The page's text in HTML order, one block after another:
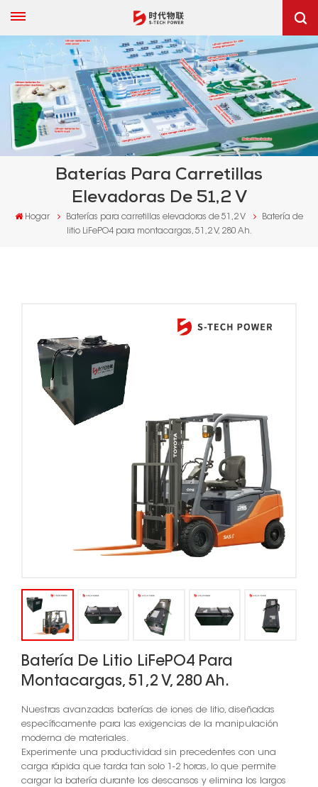
Baterías Para Carretillas
Elevadoras De 51,2 V
Hogar Baterías para carretillas elevadoras de 51,2 V
Batería de
litio LiFePO4 para montacargas, 51,2 V, 280 Ah.
Batería De Litio LiFePO4 Para
Montacargas, 51,2 V, 280 Ah.
Nuestras avanzadas baterías de iones de litio, diseñadas
específicamente para las exigencias de la manipulación
moderna de materiales.
Experimente una productividad sin precedentes con una
carga rápida que tarda tan solo 1-2 horas, lo que permite
cargar la batería durante los descansos y elimina los largos